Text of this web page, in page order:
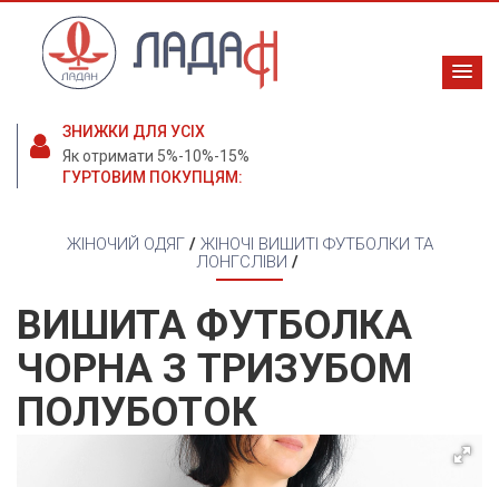
ЗНИЖКИ ДЛЯ УСІХ
Як отримати 5%-10%-15%
ГУРТОВИМ ПОКУПЦЯМ:
ЖІНОЧИЙ ОДЯГ/ ЖІНОЧІ ВИШИТІ ФУТБОЛКИ ТА
ЛОНГСЛІВИ /
ВИШИТА ФУТБОЛКА
ЧОРНА З ТРИЗУБОМ
ПОЛУБОТОК